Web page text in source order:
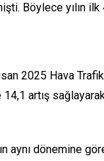
Böylece yılın
2025 Hava
artış
aynı